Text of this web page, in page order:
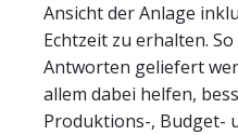
Ansicht der Anlage
Echtzeit zu erhalten.
Antworten geliefert
allem dabei helfen,
Produktions-, Budget-